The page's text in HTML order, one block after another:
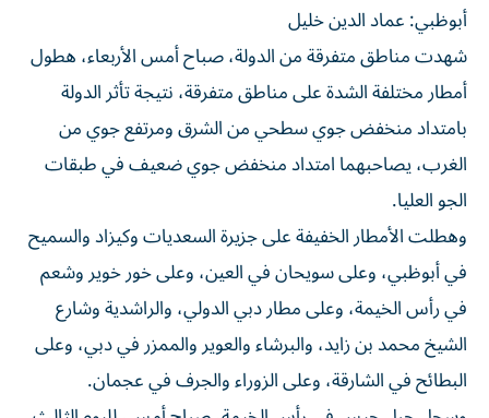
أبوظبي: عماد الدين خليل
شهدت مناطق متفرقة من الدولة، صباح أمس الأربعاء، هطول
أمطار مختلفة الشدة على مناطق متفرقة، نتيجة تأثر الدولة
بامتداد منخفض جوي سطحي من الشرق ومرتفع جوي من
الغرب، يصاحبهما امتداد منخفض جوي ضعيف في طبقات
الجو العليا.
وهطلت الأمطار الخفيفة على جزيرة السعديات وكيزاد والسميح
في أبوظبي، وعلى سويحان في العين، وعلى خور خوير وشعم
في رأس الخيمة، وعلى مطار دبي الدولي، والراشدية وشارع
الشيخ محمد بن زايد، والبرشاء والعوير والممزر في دبي، وعلى
البطائح في الشارقة، وعلى الزوراء والجرف في عجمان.